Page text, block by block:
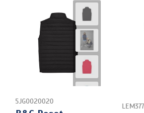
5JG0020020